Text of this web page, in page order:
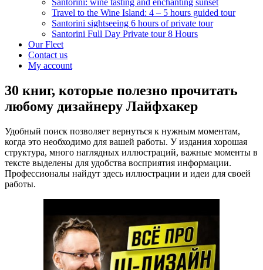
Santorini: wine tasting and enchanting sunset
Travel to the Wine Island: 4 – 5 hours guided tour
Santorini sightseeing 6 hours of private tour
Santorini Full Day Private tour 8 Hours
Our Fleet
Contact us
My account
30 книг, которые полезно прочитать
любому дизайнеру Лайфхакер
Удобный поиск позволяет вернуться к нужным моментам,
когда это необходимо для вашей работы. У издания хорошая
структура, много наглядных иллюстраций, важные моменты в
тексте выделены для удобства восприятия информации.
Профессионалы найдут здесь иллюстрации и идеи для своей
работы.